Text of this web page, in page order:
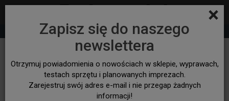
×
Zapisz się do naszego
newslettera
Otrzymuj powiadomienia o nowościach w sklepie, wyprawach,
testach sprzętu i planowanych imprezach.
Zarejestruj swój adres e-mail i nie przegap żadnych
informacji!
+48 530 932 305 sklep@bezasfaltu4x4.com
MERCEDES
Mercedes G W 461 Mercedes G W 463